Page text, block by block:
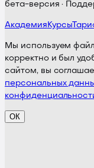
бета-версия ·
Академия Курсы
Мы используем
корректно и был
сайтом, вы
персональных
ОК